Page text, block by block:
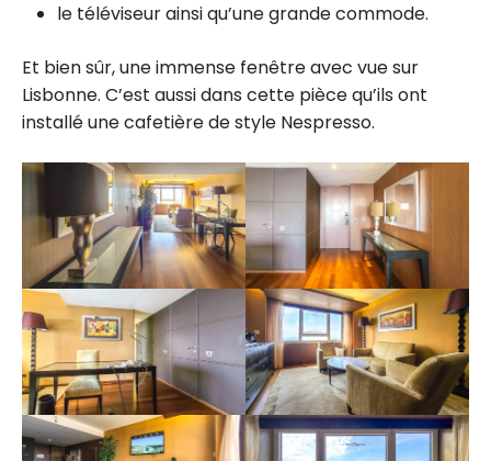
le téléviseur ainsi qu’une grande commode.
Et bien sûr, une immense fenêtre avec vue sur
Lisbonne. C’est aussi dans cette pièce qu’ils ont
installé une cafetière de style Nespresso.